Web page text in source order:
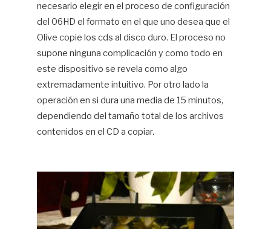
necesario elegir en el proceso de configuración
del 06HD el formato en el que uno desea que el
Olive copie los cds al disco duro. El proceso no
supone ninguna complicación y como todo en
este dispositivo se revela como algo
extremadamente intuitivo. Por otro lado la
operación en si dura una media de 15 minutos,
dependiendo del tamaño total de los archivos
contenidos en el CD a copiar.